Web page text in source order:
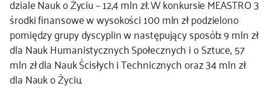
dziale Nauk o Życiu – 12,4 mln zł. W konkursie MEASTRO 3
środki finansowe w wysokości 100 mln zł podzielono
pomiędzy grupy dyscyplin w następujący sposób: 9 mln zł
dla Nauk Humanistycznych Społecznych i o Sztuce, 57
mln zł dla Nauk Ścisłych i Technicznych oraz 34 mln zł
dla Nauk o Życiu.